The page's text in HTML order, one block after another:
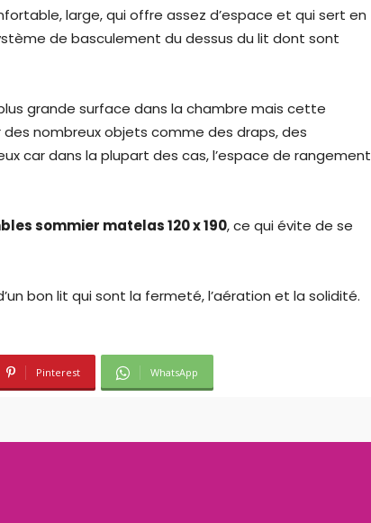
large, qui offre assez d’espace et qui sert en
de basculement du dessus du lit dont sont
grande surface dans la chambre mais cette
nombreux objets comme des draps, des
car dans la plupart des cas, l’espace de rangement
sommier matelas 120 x 190, ce qui évite de se
bon lit qui sont la fermeté, l’aération et la solidité.
Pinterest WhatsApp